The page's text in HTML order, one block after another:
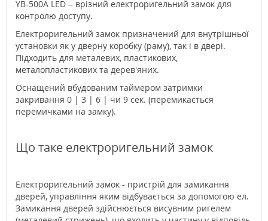
YB-500A LED – врізний електроригельний замок для
контролю доступу.
Електроригельний замок призначений для внутрішньої
установки як у дверну коробку (раму), так і в двері.
Підходить для металевих, пластикових,
металопластикових та дерев'яних.
Оснащений вбудованим таймером затримки
закривання 0 | 3 | 6 | чи 9 сек. (перемикається
перемичками на замку).
Що таке електроригельний замок
Електроригельний замок - пристрій для замикання
дверей, управління яким відбувається за допомогою ел.
Замикання дверей здійснюється висувним ригелем